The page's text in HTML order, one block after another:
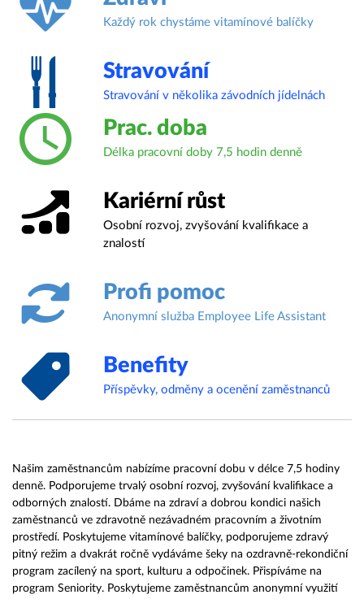
Každý rok chystáme vitamínové balíčky
Stravování
Stravování v několika závodních jídelnách
Prac. doba
Délka pracovní doby 7,5 hodin denně
Kariérní růst
Osobní rozvoj, zvyšování kvalifikace a
znalostí
Profi pomoc
Anonymní služba Employee Life Assistant
Benefity
Příspěvky, odměny a ocenění zaměstnanců
Našim zaměstnancům nabízíme pracovní dobu v délce 7,5 hodiny
denně. Podporujeme trvalý osobní rozvoj, zvyšování kvalifikace a
odborných znalostí. Dbáme na zdraví a dobrou kondici našich
zaměstnanců ve zdravotně nezávadném pracovním a životním
prostředí. Poskytujeme vitamínové balíčky, podporujeme zdravý
pitný režim a dvakrát ročně vydáváme šeky na ozdravně-rekondiční
program zacílený na sport, kulturu a odpočinek. Přispíváme na
program Seniority. Poskytujeme zaměstnancům anonymní využití